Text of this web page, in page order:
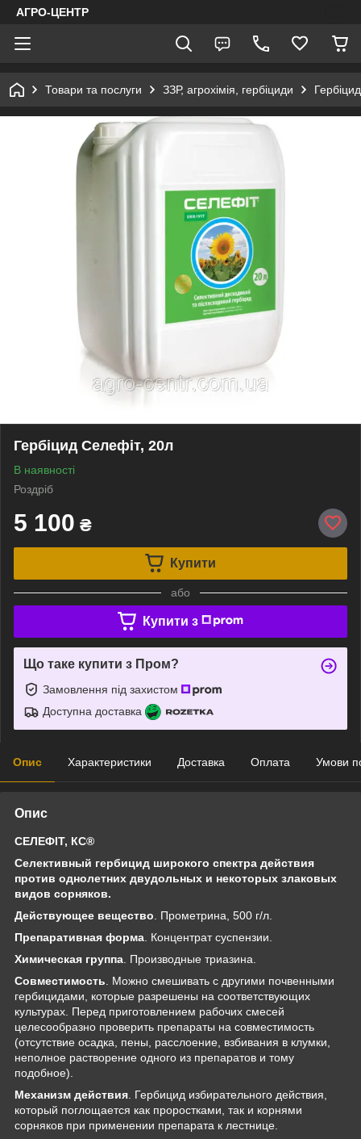
АГРО-ЦЕНТР
Товари та послуги ЗЗР, агрохімія, гербіциди
Гербіцид Селефіт, 20л
В наявності
Роздріб
5 100 ₴
Купити
або
Купити з
Що таке купити з Пром?
Замовлення під захистом
Доступна доставка
Опис Характеристики Доставка Оплата Умови
Опис
СЕЛЕФІТ, КС®
Селективный гербицид широкого спектра действия
против однолетних двудольных и некоторых злаковых
видов сорняков.
Действующее вещество . Прометрина, 500 г/л.
Препаративная форма . Концентрат суспензии.
Химическая группа . Производные триазина.
Совместимость . Можно смешивать с другими почвенными
гербицидами, которые разрешены на соответствующих
культурах. Перед приготовлением рабочих смесей
целесообразно проверить препараты на совместимость
(отсутствие осадка, пены, расслоение, взбивания в клумки,
неполное растворение одного из препаратов и тому
подобное).
Механизм действия . Гербицид избирательного действия,
который поглощается как проростками, так и корнями
сорняков при применении препарата к лестнице.